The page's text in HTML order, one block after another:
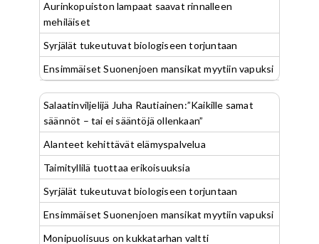
Aurinkopuiston lampaat saavat rinnalleen
mehiläiset
Syrjälät tukeutuvat biologiseen torjuntaan
Ensimmäiset Suonenjoen mansikat myytiin vapuksi
Salaatinviljelijä Juha Rautiainen:”Kaikille samat
säännöt – tai ei sääntöjä ollenkaan”
Alanteet kehittävät elämyspalvelua
Taimityllilä tuottaa erikoisuuksia
Syrjälät tukeutuvat biologiseen torjuntaan
Ensimmäiset Suonenjoen mansikat myytiin vapuksi
Monipuolisuus on kukkatarhan valtti